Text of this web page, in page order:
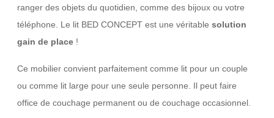
ranger des objets du quotidien, comme des bijoux ou votre
téléphone. Le lit BED CONCEPT est une véritable solution
gain de place !
Ce mobilier convient parfaitement comme lit pour un couple
ou comme lit large pour une seule personne. Il peut faire
office de couchage permanent ou de couchage occasionnel.